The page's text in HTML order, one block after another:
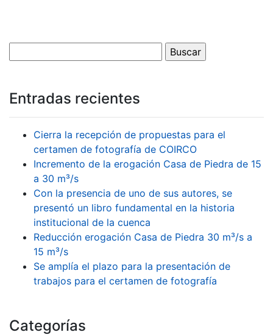
Entradas recientes
Cierra la recepción de propuestas para el
certamen de fotografía de COIRCO
Incremento de la erogación Casa de Piedra de 15
a 30 m³/s
Con la presencia de uno de sus autores, se
presentó un libro fundamental en la historia
institucional de la cuenca
Reducción erogación Casa de Piedra 30 m³/s a
15 m³/s
Se amplía el plazo para la presentación de
trabajos para el certamen de fotografía
Categorías